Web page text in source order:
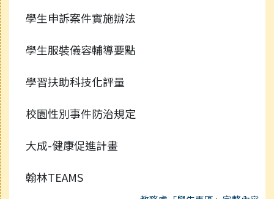
學生申訴案件實施辦法
學生服裝儀容輔導要點
學習扶助科技化評量
校園性別事件防治規定
大成-健康促進計畫
翰林TEAMS